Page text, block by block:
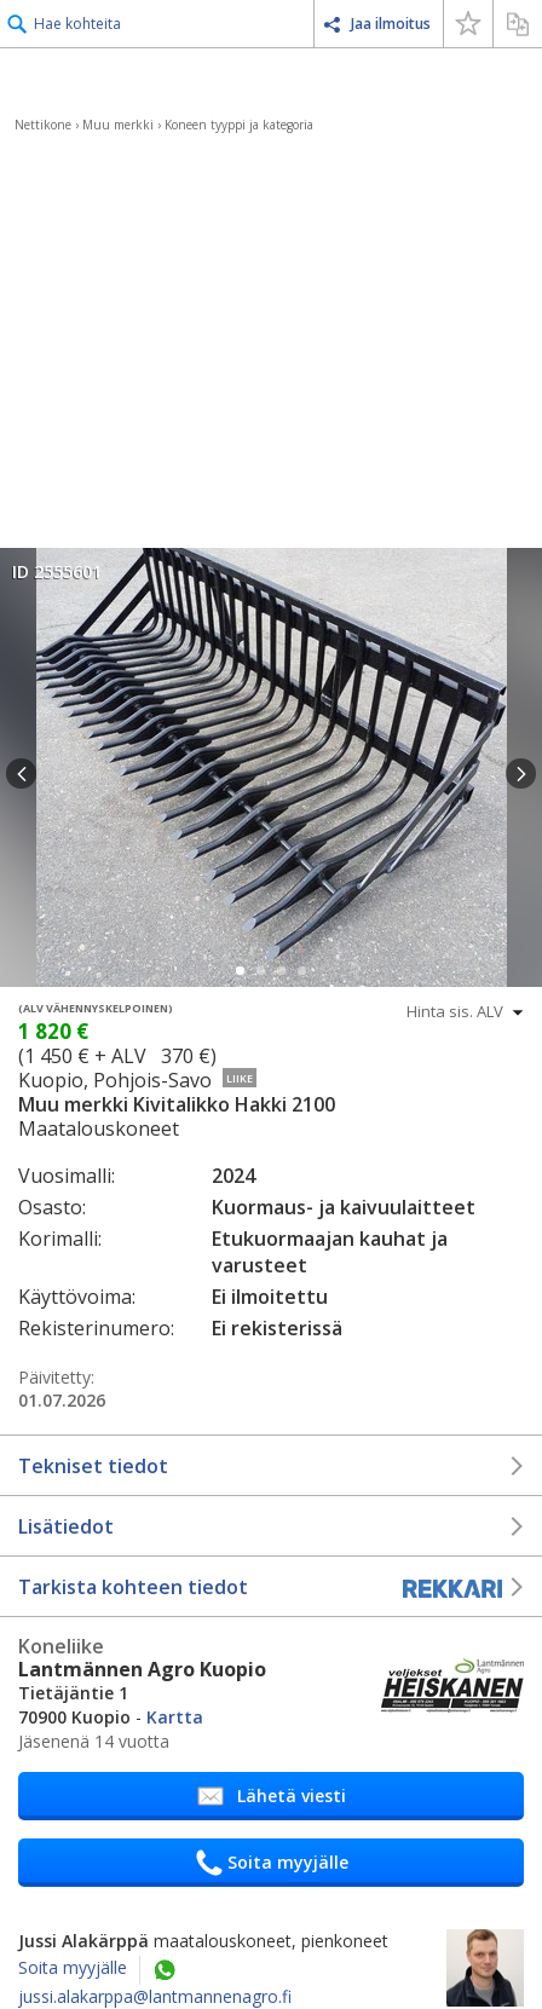
Hae kohteita Jaa ilmoitus
Nettikone › Muu merkki › Koneen tyyppi ja kategoria
ID 2555601
(ALV VÄHENNYSKELPOINEN)
1 820 €
(1 450 € + ALV 370 €)
Kuopio, Pohjois-Savo
LIIKE
Muu merkki Kivitalikko Hakki 2100
Maatalouskoneet
Vuosimalli:
2024
Osasto:
Kuormaus- ja kaivuulaitteet
Korimalli:
Etukuormaajan kauhat ja
varusteet
Käyttövoima:
Ei ilmoitettu
Rekisterinumero:
Ei rekisterissä
Päivitetty:
01.07.2026
Tekniset tiedot
Lisätiedot
Tarkista kohteen tiedot
Koneliike
Lantmännen Agro Kuopio
Tietäjäntie 1
70900 Kuopio - Kartta
Jäsenenä 14 vuotta
Lähetä viesti
Soita myyjälle
Jussi Alakärppä maatalouskoneet, pienkoneet
Soita myyjälle
jussi.alakarppa@lantmannenagro.fi